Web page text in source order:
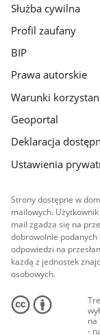
Służba cywilna
Profil zaufany
BIP
Prawa autorskie
Warunki
Geoportal
Deklaracja
Ustawienia
Strony dostępne w
mailowych.
mail zgadza się na
dobrowolnie podanych
odpowiedzi na
każdą z jednostek
osobowych.
na
-